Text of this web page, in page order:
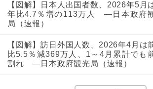
【図解】日本人出国者数、2026年5月
年比4.7％増の113万人 ―日本政府
局（速報）
【図解】訪日外国人数、2026年4月は
比5.5％減369万人、1～4月累計でも
割れ ―日本政府観光局（速報）